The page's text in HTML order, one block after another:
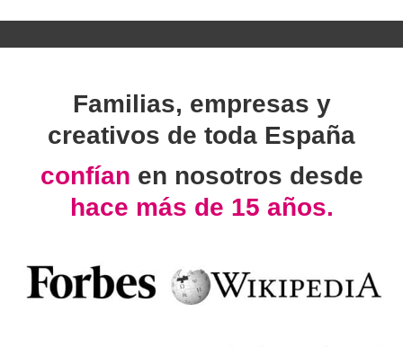
Familias, empresas y
creativos de toda España
confían en nosotros desde
hace más de 15 años.